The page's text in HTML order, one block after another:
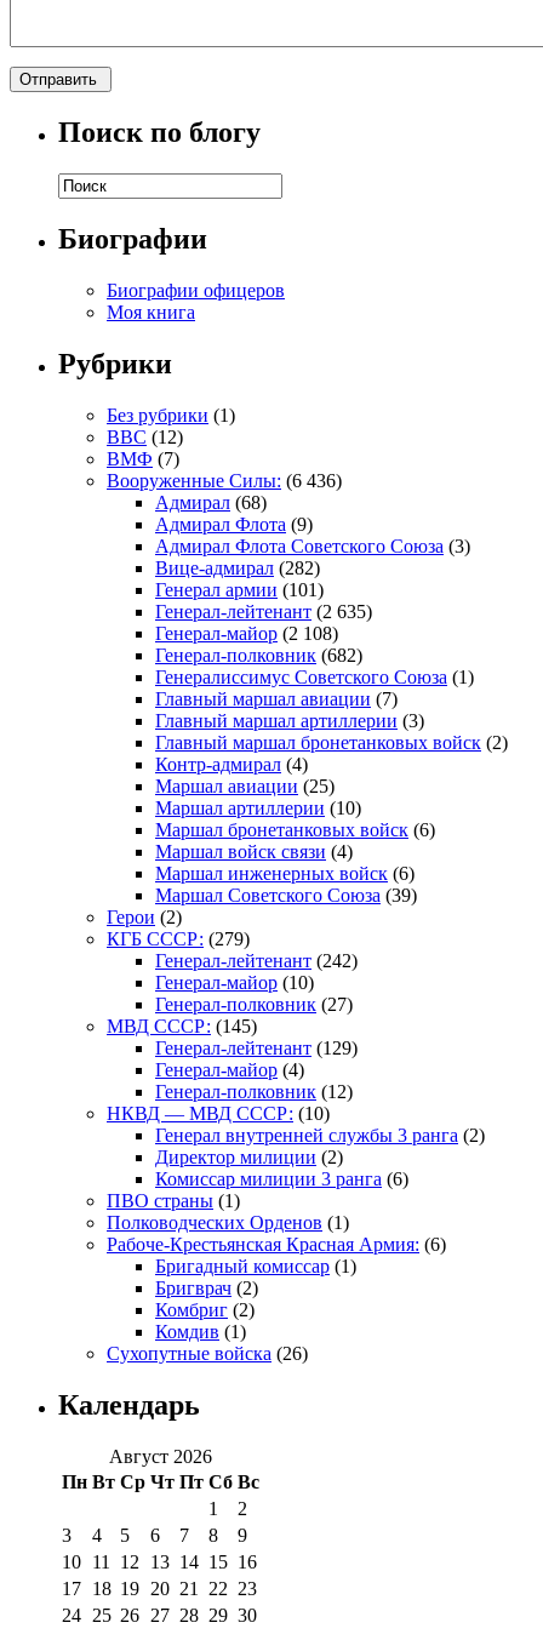
Поиск по блогу
Биографии
Биографии офицеров
Моя книга
Рубрики
Без рубрики (1)
ВВС (12)
ВМФ (7)
Вооруженные Силы: (6 436)
Адмирал (68)
Адмирал Флота (9)
Адмирал Флота Советского Союза (3)
Вице-адмирал (282)
Генерал армии (101)
Генерал-лейтенант (2 635)
Генерал-майор (2 108)
Генерал-полковник (682)
Генералиссимус Советского Союза (1)
Главный маршал авиации (7)
Главный маршал артиллерии (3)
Главный маршал бронетанковых войск (2)
Контр-адмирал (4)
Маршал авиации (25)
Маршал артиллерии (10)
Маршал бронетанковых войск (6)
Маршал войск связи (4)
Маршал инженерных войск (6)
Маршал Советского Союза (39)
Герои (2)
КГБ СССР: (279)
Генерал-лейтенант (242)
Генерал-майор (10)
Генерал-полковник (27)
МВД СССР: (145)
Генерал-лейтенант (129)
Генерал-майор (4)
Генерал-полковник (12)
НКВД — МВД СССР: (10)
Генерал внутренней службы 3 ранга (2)
Директор милиции (2)
Комиссар милиции 3 ранга (6)
ПВО страны (1)
Полководческих Орденов (1)
Рабоче-Крестьянская Красная Армия: (6)
Бригадный комиссар (1)
Бригврач (2)
Комбриг (2)
Комдив (1)
Сухопутные войска (26)
Календарь
Август 2026
Пн Вт Ср Чт Пт Сб Вс
1
2
3
4 5 6 7 8
9
10 11 12 13 14 15 16
17 18 19 20 21 22 23
24 25 26 27 28 29 30